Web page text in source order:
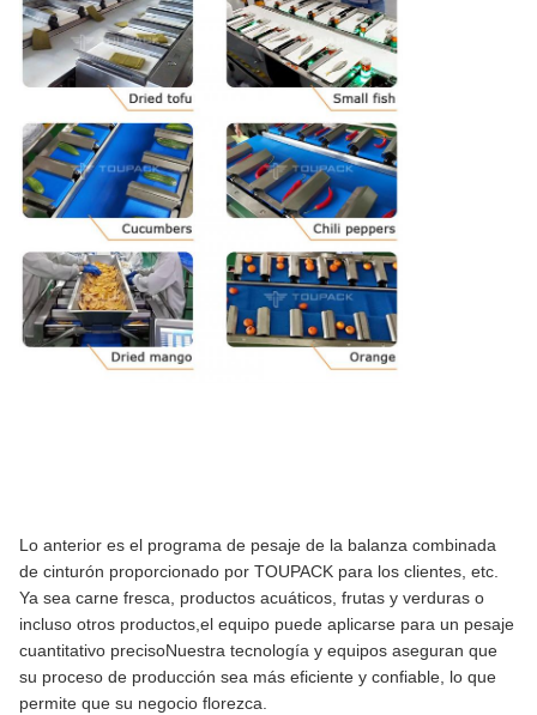
Lo anterior es el programa de pesaje de la balanza combinada
de cinturón proporcionado por TOUPACK para los clientes, etc.
Ya sea carne fresca, productos acuáticos, frutas y verduras o
incluso otros productos,el equipo puede aplicarse para un pesaje
cuantitativo precisoNuestra tecnología y equipos aseguran que
su proceso de producción sea más eficiente y confiable, lo que
permite que su negocio florezca.